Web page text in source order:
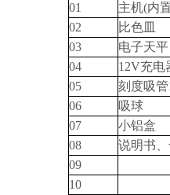
01
主机(内
02
比色皿
03
电子天
04
12V充电
05
刻度吸管
06
吸球
07
小铝盒
08
说明书
09
10